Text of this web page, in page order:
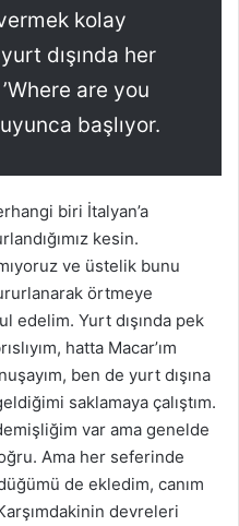
kolay
dışında her
are you
başlıyor.
biri İtalyan’a
kesin.
ve üstelik bunu
örtmeye
edelim. Yurt dışında pek
hatta Macar’ım
ben de yurt dışına
saklamaya çalıştım.
var ama genelde
Ama her seferinde
de ekledim, canım
devreleri